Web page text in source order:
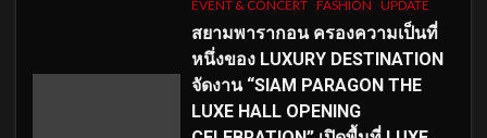
EVENT & CONCERT FASHION UPDATE
สยามพารากอน ครองความเป็นที่
หนึ่งของ LUXURY DESTINATION
จัดงาน “SIAM PARAGON THE
LUXE HALL OPENING